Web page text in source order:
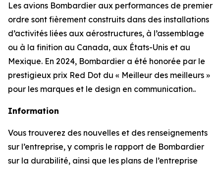
Les avions Bombardier aux performances de premier
ordre sont fièrement construits dans des installations
d’activités liées aux aérostructures, à l’assemblage
ou à la finition au Canada, aux États-Unis et au
Mexique. En 2024, Bombardier a été honorée par le
prestigieux prix Red Dot du « Meilleur des meilleurs »
pour les marques et le design en communication..
Information
Vous trouverez des nouvelles et des renseignements
sur l’entreprise, y compris le rapport de Bombardier
sur la durabilité, ainsi que les plans de l’entreprise